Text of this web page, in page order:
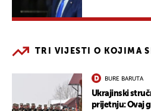
TRI VIJESTI O KOJIMA
BURE BARUTA
Ukrajinski
prijetnju: Ovaj